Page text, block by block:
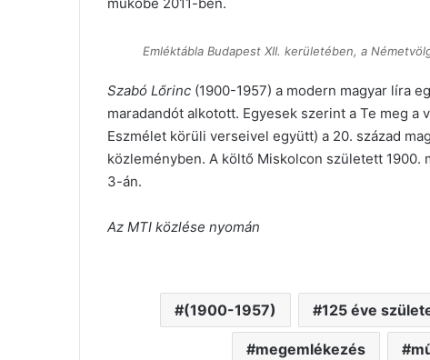
Emléktábla Budapest XII. kerületében, a
Szabó Lőrinc (1900-1957) a modern magyar líra
maradandót alkotott. Egyesek szerint a Te meg
Eszmélet körüli verseivel együtt) a 20. század
közleményben. A költő Miskolcon született
3-án.
Az MTI közlése nyomán
(1900-1957) 125 éve
megemlékezés